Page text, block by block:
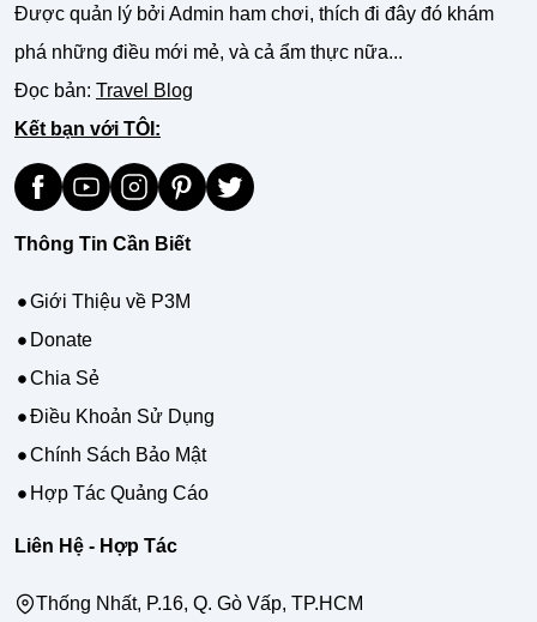
Được quản lý bởi Admin ham chơi, thích đi đây đó khám
phá những điều mới mẻ, và cả ẩm thực nữa...
Đọc bản: Travel Blog
Kết bạn với TÔI:
Thông Tin Cần Biết
Giới Thiệu về P3M
Donate
Chia Sẻ
Điều Khoản Sử Dụng
Chính Sách Bảo Mật
Hợp Tác Quảng Cáo
Liên Hệ - Hợp Tác
Thống Nhất, P.16, Q. Gò Vấp, TP.HCM